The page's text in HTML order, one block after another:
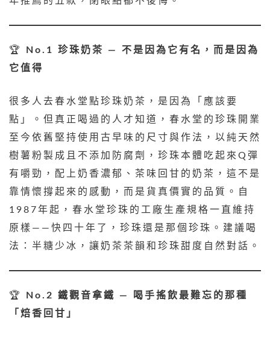
🏆
No.1 珍珠奶茶 — 不是因為它有名，而是因為
它值得
很多人去春水堂點珍珠奶茶，是因為「應該要
點」。但真正喝過的人才知道，春水堂的珍珠開業
至今依舊堅持使用古早味的尺寸與作法，以純天然
樹薯粉製成且不添加防腐劑，珍珠本體吃起來Q彈
有嚼勁，配上奶香濃郁、茶味回甘的奶茶，這不是
靠情懷撐起來的感動，而是貨真價實的品質。自
1987年起，春水堂珍珠的工廠生產規格一直維持
原樣——快四十年了，珍珠還是那個珍珠。建議喝
法：半糖少冰，讓奶茶茶韻和珍珠甜度自然對話。
🏆
No.2 鐵觀音拿鐵 — 喝手搖飲最難忘的那種
「焙香回甘」